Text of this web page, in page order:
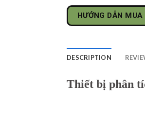
HƯỚNG DẪN MUA
DESCRIPTION
Thiết bị phân